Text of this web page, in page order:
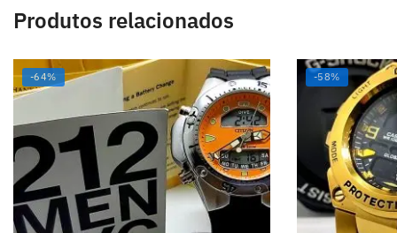
Produtos relacionados
-64% -58%